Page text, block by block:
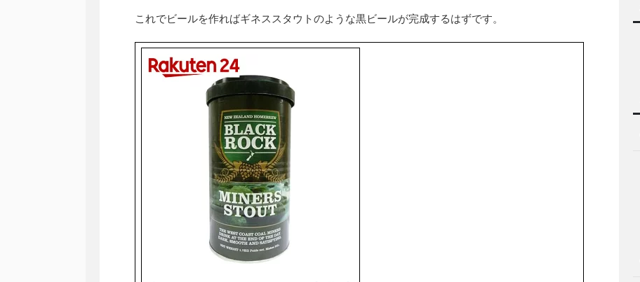
これでビールを作ればギネススタウトのような黒ビールが完成するはずです。